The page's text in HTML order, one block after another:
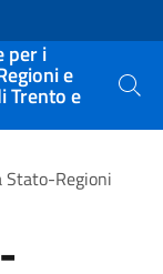
per i
e
Trento e Cerca
Stato-Regioni